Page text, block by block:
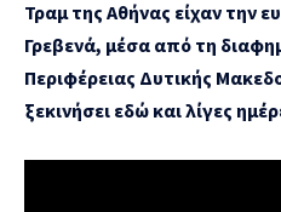
Τραμ της Αθήνας είχαν την
Γρεβενά, μέσα από τη
Περιφέρειας Δυτικής
ξεκινήσει εδώ και λίγες